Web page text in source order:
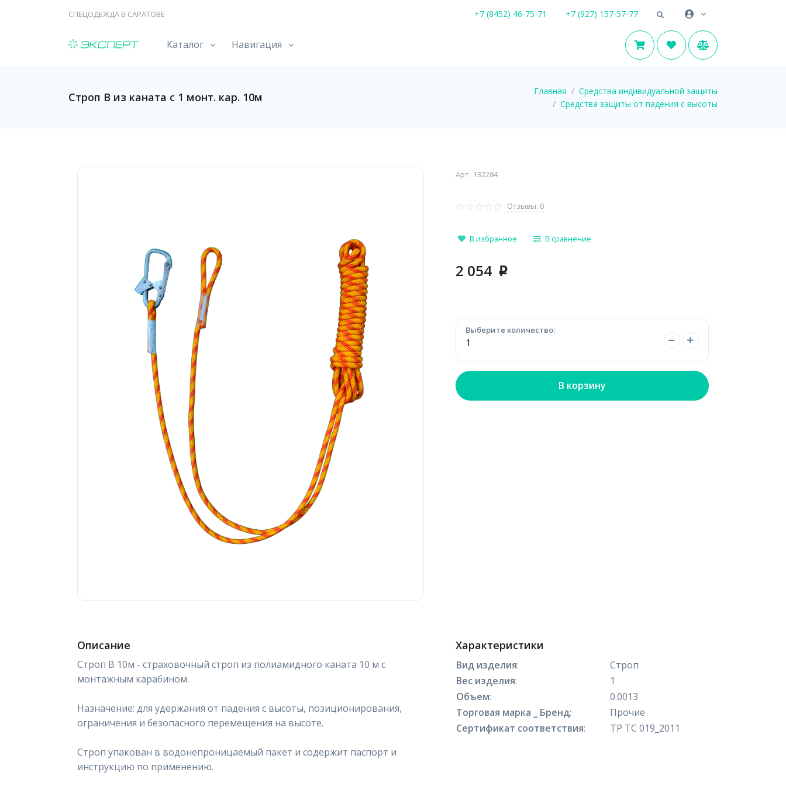
СПЕЦОДЕЖДА В САРАТОВЕ +7 (8452) 46-75-71 +7 (927) 157-57-77
Каталог Навигация
Строп В из каната с 1 монт. кар. 10м Главная
Средства индивидуальной защиты
Средства защиты от падения с высоты
Арт 132284
Отзывы: 0
В избранное В сравнение
2 054 p
Выберите количество:
В корзину
Описание
Строп В 10м - страховочный строп из полиамидного каната 10 м с
монтажным карабином.
Назначение: для удержания от падения с высоты, позиционирования,
ограничения и безопасного перемещения на высоте.
Строп упакован в водонепроницаемый пакет и содержит паспорт и
инструкцию по применению.
Характеристики
Вид изделия:
Строп
Вес изделия:
1
Объем:
0.0013
Торговая марка _ Бренд:
Прочие
Сертификат соответствия: ТР ТС 019_2011